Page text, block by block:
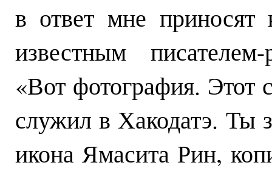
в ответ мне
известным
«Вот фотография.
служил в Хакодатэ. Ты
икона Ямасита Рин,